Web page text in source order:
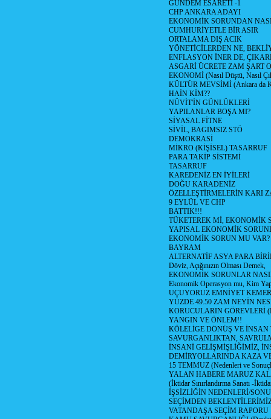
GÜNDEM ESARETİ -1
CHP ANKARA ADAYI
EKONOMİK SORUNDAN
CUMHURİYETLE BİR ASIR
ORTALAMA DIŞ ACIK
YÖNETİCİLERDEN NE,
ENFLASYON İNER DE,
ASGARİ ÜCRETE ZAM ŞART
EKONOMİ (Nasıl Düştü, Nasıl
KÜLTÜR MEVSİMİ (Ankara da
HAİN KİM??
NÜVİT'İN GÜNLÜKLERİ
YAPILANLAR BOŞA MI?
SİYASAL FİTNE
SİVİL, BAGIMSIZ STÖ
DEMOKRASİ
MİKRO (KİŞİSEL) TASARRUF
PARA TAKİP SİSTEMİ
TASARRUF
KAREDENİZ EN İYİLERİ
DOĞU KARADENİZ
ÖZELLEŞTİRMELERİN KARI
9 EYLÜL VE CHP
BATTIK!!!
TÜKETEREK Mİ, EKONOMİK
YAPISAL EKONOMİK
EKONOMİK SORUN MU VAR?
BAYRAM
ALTERNATİF ASYA PARA
Döviz, Açığınızın Olması Demek,
EKONOMİK SORUNLAR
Ekonomik Operasyon mu, Kim
UÇUYORUZ EMNİYET
YÜZDE 49.50 ZAM NEYİN
KORUCULARIN GÖREVLERİ
YANGIN VE ÖNLEM!!
KÖLELİGE DÖNÜŞ VE İNSAN
SAVURGANLIKTAN,
İNSANİ GELİŞMİŞLİĞİMİZ,
DEMİRYOLLARINDA KAZA
15 TEMMUZ (Nedenleri ve
YALAN HABERE MARUZ
(İktidar Sınırlandırma Sanatı -
İŞSİZLİĞİN NEDENLERİ/
SEÇİMDEN
VATANDAŞA SEÇİM RAPORU